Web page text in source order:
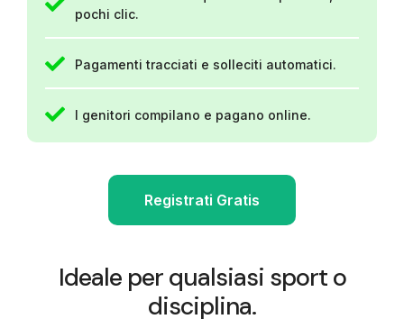
pochi clic.
Pagamenti tracciati e solleciti automatici.
I genitori compilano e pagano online.
Registrati Gratis
Ideale per qualsiasi sport o
disciplina.